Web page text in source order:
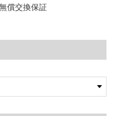
償交換保証